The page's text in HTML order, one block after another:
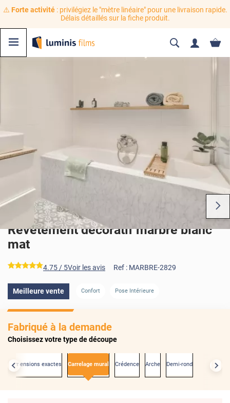
⚠️ Forte activité: privilégiez le "mètre linéaire" pour une livraison rapide.
Délais détaillés sur la fiche produit.
Revêtement décoratif marbre blanc
mat
*****
4.75 / 5Voir les avis Ref : MARBRE-2829
Meilleure vente Confort Pose Intérieure
Fabriqué à la demande
Choisissez votre type de découpe
Aux dimensions exactes Carrelage mural Crédence Arche Demi-rond